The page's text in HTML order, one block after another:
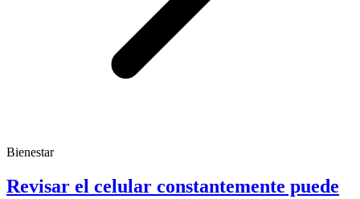
Bienestar
Revisar el celular constantemente puede